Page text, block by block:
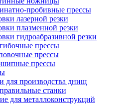
пробивные прессы
лазерной резки
плазменной резки
гидроабразивной резки
прессы
прессы
прессы
для производства днищ
станки
для металлоконструкций